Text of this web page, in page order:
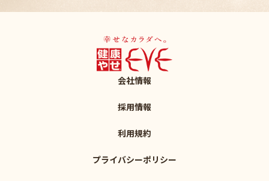
会社情報
採用情報
利用規約
プライバシーポリシー